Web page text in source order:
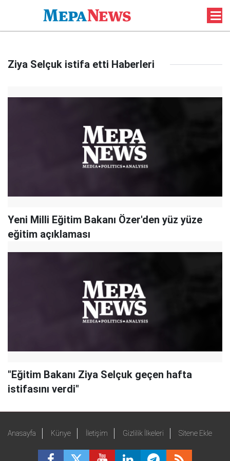
Ziya Selçuk istifa etti Haberleri
Yeni Milli Eğitim Bakanı Özer'den yüz yüze
eğitim açıklaması
"Eğitim Bakanı Ziya Selçuk geçen hafta
istifasını verdi"
Anasayfa Künye İletişim Gizlilik İlkeleri Sitene Ekle